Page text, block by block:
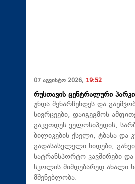
07 აგვისტო 2026, 19:52
რუსთავის ცენტრალური
უნდა შენარჩუნდეს და
სივრცეები, დაიგეგმოს
გაკეთდეს ველოსიპედის,
ბილიკების ქსელი, ტბასა და
გადასასვლელი ხიდები,
სატრანსპორტო კავშირები და
სკოლის მიმდებარედ ახალი
მშენებლობა.